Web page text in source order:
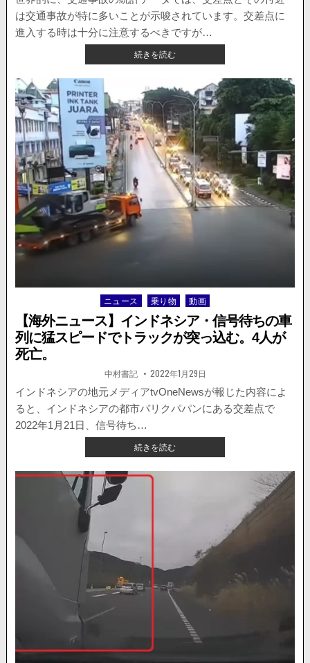
る
も
ギ
リ
回
避
は交通事故が特に多いことが示唆されています。交差点に
進入する時は十分に注意するべきですが…
続きを読む【海
外
ュ
ー
ス】
重
量
の
あ
る
ト
レ
ー
ラ
が
交
差
点
で
突！
動
画
が
に
Posted
in
ニュース 乗り物 動画
【海外ニュース】インドネシア・信号待ちの車
列に猛スピードでトラックが突っ込む。4人が
死亡。
著
者:
中村書記 掲
日：
2022年1月29日
インドネシアの地元メディアtvOneNewsが報じた内容によ
ると、インドネシアの都市バリクパパンにある交差点で
2022年1月21日、信号待ち…
続きを読む【海
外
ニ
ネ
ア・
信
号